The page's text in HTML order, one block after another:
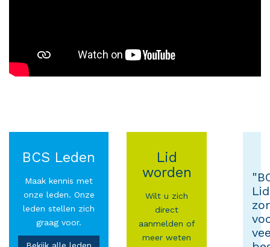
BCS Leden
Maak kennis met
onze leden. Onze
leden stellen zich
graag voor.
Bekijk alle leden
Lid
worden
Wilt u zich
direct
aanmelden of
meer weten